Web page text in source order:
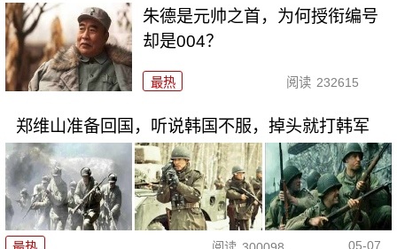
朱德是元帅之首，为何授衔编号
却是004？
最热 阅读 232615
郑维山准备回国，听说韩国不服，掉头就打韩军
05-07